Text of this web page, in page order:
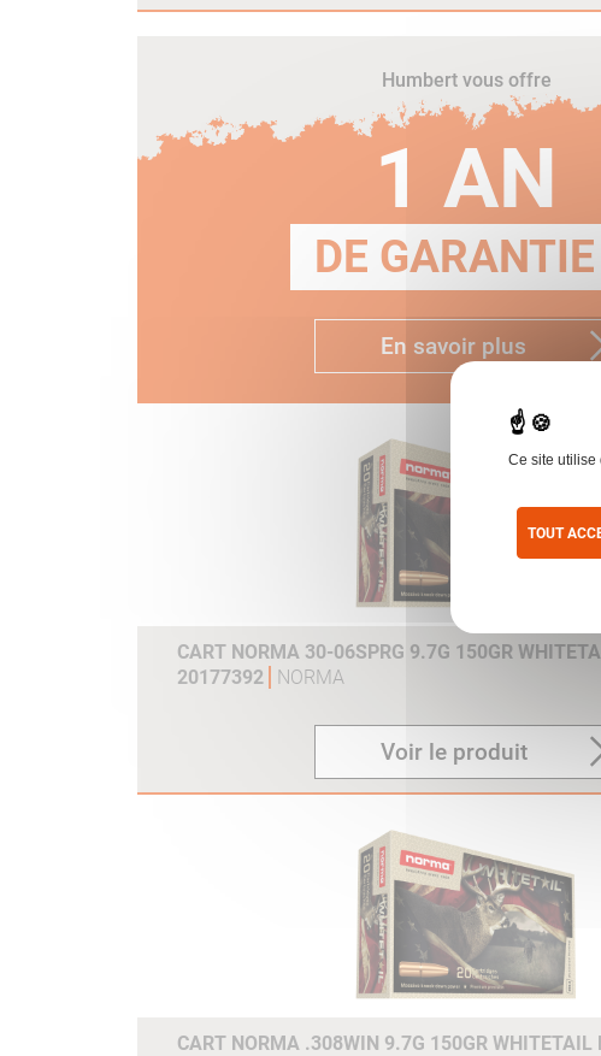
Humbert vous offre
1 AN
DE
En savoir plus
CART NORMA 30-06SPRG 9.7G 150GR
20177392
NORMA
Voir le produit
CART NORMA .308WIN 9.7G 150GR WHITETAIL
Ce site utilise
TOUT